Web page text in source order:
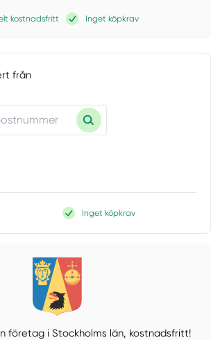
kostnadsfritt Inget köpkrav
från
Inget köpkrav
företag i Stockholms län, kostnadsfritt!